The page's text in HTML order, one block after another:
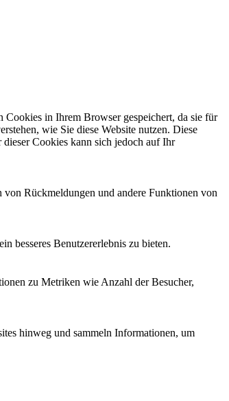
in Ihrem Browser gespeichert, da sie für
wie Sie diese Website nutzen. Diese
Cookies kann sich jedoch auf Ihr
Rückmeldungen und andere Funktionen von
besseres Benutzererlebnis zu bieten.
zu Metriken wie Anzahl der Besucher,
hinweg und sammeln Informationen, um